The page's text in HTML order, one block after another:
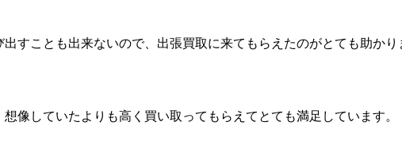
すことも出来ないので、出張買取に来てもらえたのがとても助かり
像していたよりも高く買い取ってもらえてとても満足しています。